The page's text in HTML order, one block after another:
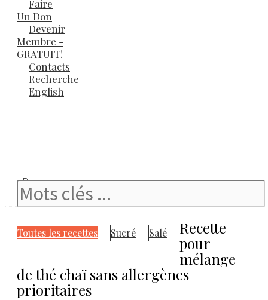
Faire
Un Don
Devenir
Membre -
GRATUIT!
Contacts
Recherche
English
Rechercher
Toutes les recettes Sucré Salé
Recette
pour
mélange
de thé chaï sans allergènes
prioritaires